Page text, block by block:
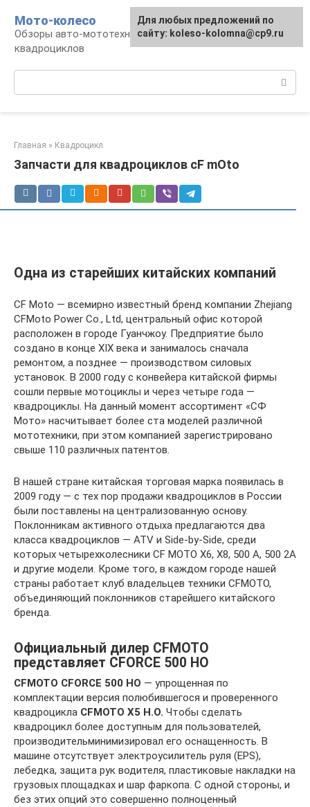
контенту
Мото-колесо
Обзоры авто-мототехники, снегоходов,
квадроциклов
Главная » Квадроцикл
Запчасти для квадроциклов сF mOto
Одна из старейших китайских компаний
CF Moto — всемирно известный бренд компании Zhejiang
CFMoto Power Co., Ltd, центральный офис которой
расположен в городе Гуанчжоу. Предприятие было
создано в конце XIX века и занималось сначала
ремонтом, а позднее — производством силовых
установок. В 2000 году с конвейера китайской фирмы
сошли первые мотоциклы и через четыре года —
квадроциклы. На данный момент ассортимент «СФ
Мото» насчитывает более ста моделей различной
мототехники, при этом компанией зарегистрировано
свыше 110 различных патентов.
В нашей стране китайская торговая марка появилась в
2009 году — с тех пор продажи квадроциклов в России
были поставлены на централизованную основу.
Поклонникам активного отдыха предлагаются два
класса квадроциклов — ATV и Side-by-Side, среди
которых четырехколесники CF MOTO Х6, Х8, 500 А, 500 2А
и другие модели. Кроме того, в каждом городе нашей
страны работает клуб владельцев техники CFMOTO,
объединяющий поклонников старейшего китайского
бренда.
Официальный дилер CFMOTO
представляет CFORCE 500 HO
CFMOTO CFORCE 500 HO — упрощенная по
комплектации версия полюбившегося и проверенного
квадроцикла CFMOTO X5 H.O. Чтобы сделать
квадроцикл более доступным для пользователей,
производительминимизировал его оснащенность. В
машине отсутствует электроусилитель руля (EPS),
лебедка, защита рук водителя, пластиковые накладки на
грузовых площадках и шар фаркопа. С одной стороны, и
без этих опций это совершенно полноценный
Для любых предложений по
сайту: koleso-kolomna@cp9.ru